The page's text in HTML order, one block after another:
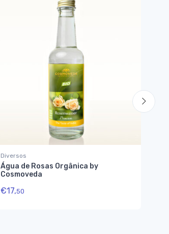
Diversos
Água de Rosas Orgânica by
Cosmoveda
€17,50